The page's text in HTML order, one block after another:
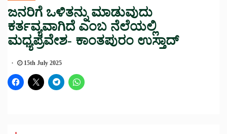
ಜನರಿಗೆ ಒಳಿತನ್ನು ಮಾಡುವುದು
ಕರ್ತವ್ಯವಾಗಿದೆ ಎಂಬ ನೆಲೆಯಲ್ಲಿ
ಮಧ್ಯಪ್ರವೇಶ- ಕಾಂತಪುರಂ ಉಸ್ತಾದ್
15th July 2025